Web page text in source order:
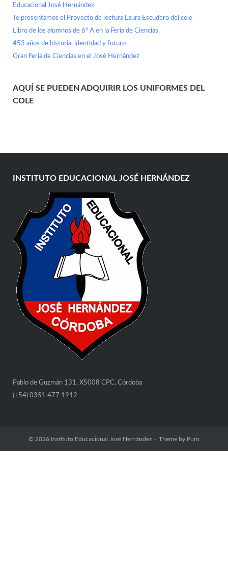
Educacional José Hernández
Te presentamos el Proyecto de lectura Laura Escudero del cole
Libro de los alumnos de 6° A en la Feria de Ciencias
453 años de historia, identidad y futuro
Gran Feria de Ciencias en el José Hernández
AQUÍ SE PUEDEN ADQUIRIR LOS UNIFORMES DEL
COLE
INSTITUTO EDUCACIONAL JOSÉ HERNÁNDEZ
Pablo de Guzmán 131, X5008 CPC, Córdoba
(+54) 0351 477 1912
© 2026 Instituto Educacional José Hernández Theme by Puro